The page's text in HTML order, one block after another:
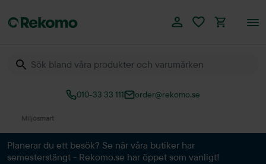
010-33 33 111 order@rekomo.se
Planerar du ett besök? Se när våra butiker har
semesterstängt - Rekomo.se har öppet som vanligt!